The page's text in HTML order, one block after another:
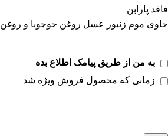
فاقد پارابن
حاوی موم زنبور عسل روغن جوجوبا و روغن
به من از طریق پیامک اطلاع بده
زمانی که محصول فروش ویژه شد